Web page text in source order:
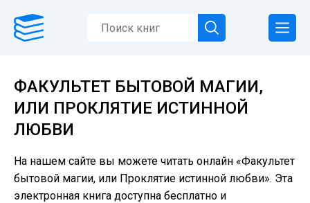
ФАКУЛЬТЕТ БЫТОВОЙ МАГИИ,
ИЛИ ПРОКЛЯТИЕ ИСТИННОЙ
ЛЮБВИ
На нашем сайте вы можете читать онлайн «Факультет
бытовой магии, или Проклятие истинной любви». Эта
электронная книга доступна бесплатно и